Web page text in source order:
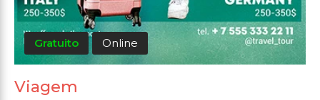
Gratuito Online
Viagem